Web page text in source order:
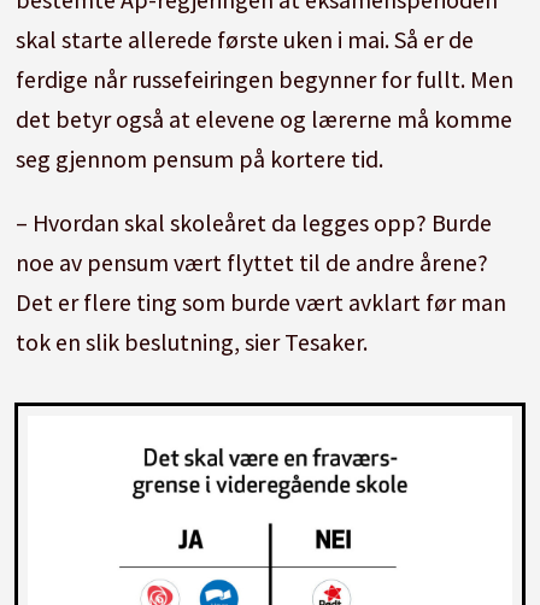
skal starte allerede første uken i mai. Så er de
ferdige når russefeiringen begynner for fullt. Men
det betyr også at elevene og lærerne må komme
seg gjennom pensum på kortere tid.
– Hvordan skal skoleåret da legges opp? Burde
noe av pensum vært flyttet til de andre årene?
Det er flere ting som burde vært avklart før man
tok en slik beslutning, sier Tesaker.